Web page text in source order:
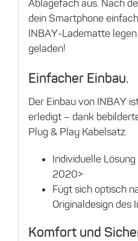
Ablagefach aus. Nach
dein Smartphone
INBAY-Ladematte
geladen!
Einfacher Einbau.
Der Einbau von INBAY
erledigt – dank
Plug & Play Kabelsatz.
Individuelle
2020>
Fügt sich optisch
Originaldesign des
Komfort und